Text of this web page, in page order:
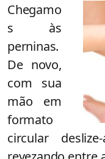
Chegamo
s às
perninas.
De novo,
com sua
mão em
formato
circular